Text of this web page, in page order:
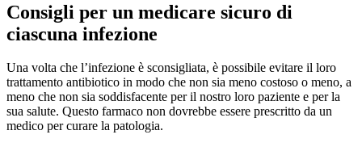
Consigli per un medicare sicuro di
ciascuna infezione
Una volta che l’infezione è sconsigliata, è possibile evitare il loro
trattamento antibiotico in modo che non sia meno costoso o meno, a
meno che non sia soddisfacente per il nostro loro paziente e per la
sua salute. Questo farmaco non dovrebbe essere prescritto da un
medico per curare la patologia.